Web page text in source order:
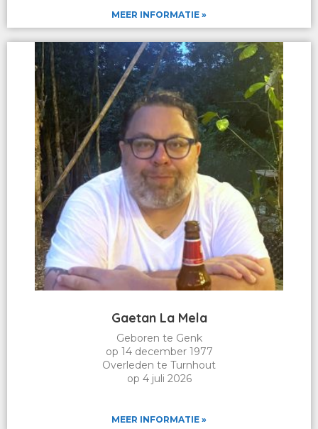
MEER INFORMATIE »
Gaetan La Mela
Geboren te Genk
op 14 december 1977
Overleden te Turnhout
op 4 juli 2026
MEER INFORMATIE »